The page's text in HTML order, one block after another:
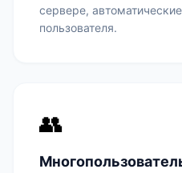
сервере,
пользователя.
👥